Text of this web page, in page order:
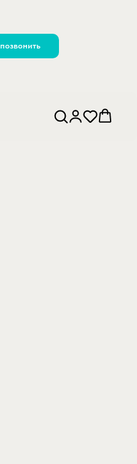
позвонить